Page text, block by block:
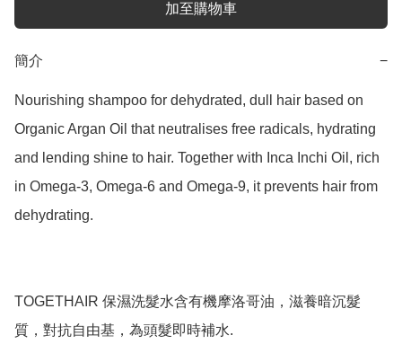
加至購物車
簡介 −
Nourishing shampoo for dehydrated, dull hair based on
Organic Argan Oil that neutralises free radicals, hydrating
and lending shine to hair. Together with Inca Inchi Oil, rich
in Omega-3, Omega-6 and Omega-9, it prevents hair from
dehydrating.
TOGETHAIR 保濕洗髮水含有機摩洛哥油，滋養暗沉髮
質，對抗自由基，為頭髮即時補水.